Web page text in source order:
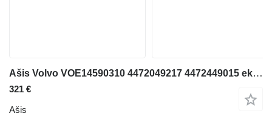
Ašis Volvo VOE14590310 4472049217 4472449015 ekskavatoriaus Volvo EW230C
321 €
Ašis